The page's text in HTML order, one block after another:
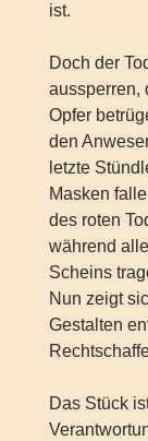
ist.
Doch der
aussperren,
Opfer
den
letzte
Masken
des roten
während
Scheins
Nun zeigt
Gestalten
Das Stück